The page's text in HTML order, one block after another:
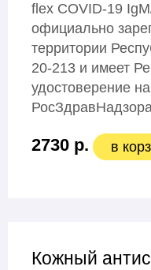
flex COVID-19
официально
территории
20-213 и имеет
удостоверение
2730 р. в
Кожный